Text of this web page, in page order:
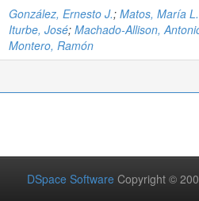
González, Ernesto J.; Matos, María L.
Iturbe, José; Machado-Allison,
Montero, Ramón
DSpace Software Copyright ©